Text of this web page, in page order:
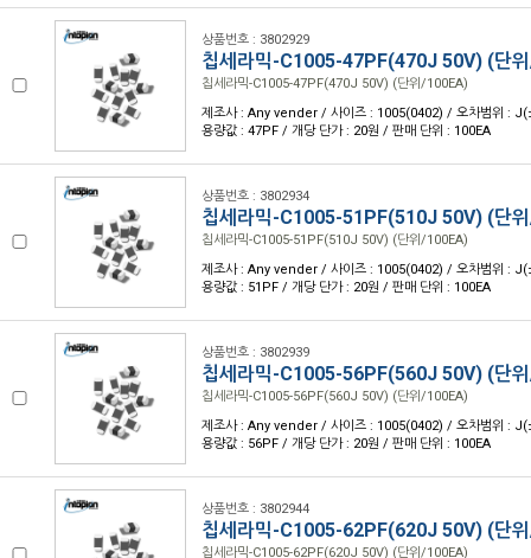
상품번호 : 3802929
칩세라믹-C1005-47PF(470J 50V) (단
칩세라믹-C1005-47PF(470J 50V) (단위/100EA)
제조사 : Any vender / 사이즈 : 1005(0402) / 오차범위 :
용량값 : 47PF / 개당 단가 : 20원 / 판매 단위 : 100EA
상품번호 : 3802934
칩세라믹-C1005-51PF(510J 50V) (단
칩세라믹-C1005-51PF(510J 50V) (단위/100EA)
제조사 : Any vender / 사이즈 : 1005(0402) / 오차범위 :
용량값 : 51PF / 개당 단가 : 20원 / 판매 단위 : 100EA
상품번호 : 3802939
칩세라믹-C1005-56PF(560J 50V) (단
칩세라믹-C1005-56PF(560J 50V) (단위/100EA)
제조사 : Any vender / 사이즈 : 1005(0402) / 오차범위 :
용량값 : 56PF / 개당 단가 : 20원 / 판매 단위 : 100EA
상품번호 : 3802944
칩세라믹-C1005-62PF(620J 50V) (단
칩세라믹-C1005-62PF(620J 50V) (단위/100EA)